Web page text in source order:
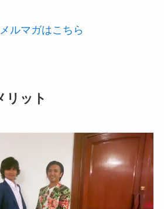
ルマガはこちら
リット